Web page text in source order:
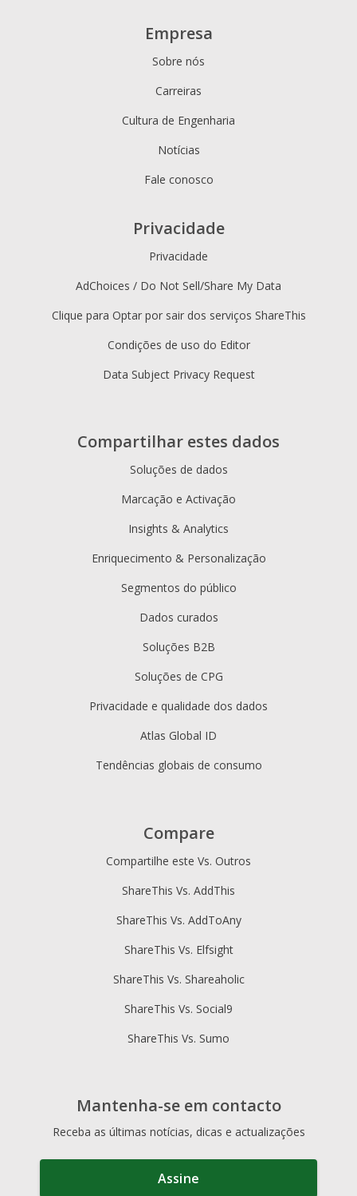
Compartilhar estes dados
Soluções de dados
Marcação e Activação
Insights & Analytics
Enriquecimento & Personalização
Segmentos do público
Dados curados
Soluções B2B
Soluções de CPG
Privacidade e qualidade dos dados
Atlas Global ID
Tendências globais de consumo
Empresa
Sobre nós
Carreiras
Cultura de Engenharia
Notícias
Fale conosco
Privacidade
Privacidade
AdChoices / Do Not Sell/Share My Data
Clique para Optar por sair dos serviços ShareThis
Condições de uso do Editor
Data Subject Privacy Request
Compare
Compartilhe este Vs. Outros
ShareThis Vs. AddThis
ShareThis Vs. AddToAny
ShareThis Vs. Elfsight
ShareThis Vs. Shareaholic
ShareThis Vs. Social9
ShareThis Vs. Sumo
Mantenha-se em contacto
Receba as últimas notícias, dicas e actualizações
Assine